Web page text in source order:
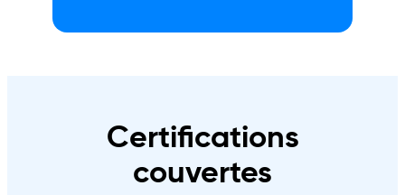
Certifications
couvertes